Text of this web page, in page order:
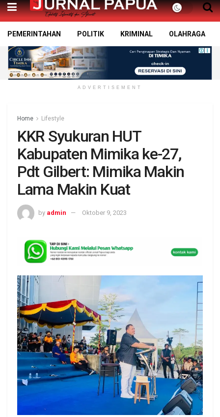
PEMERINTAHAN POLITIK KRIMINAL OLAHRAGA
ADVERTISEMENT
Home Lifestyle
KKR Syukuran HUT
Kabupaten Mimika ke-27,
Pdt Gilbert: Mimika Makin
Lama Makin Kuat
by admin Oktober 9, 2023